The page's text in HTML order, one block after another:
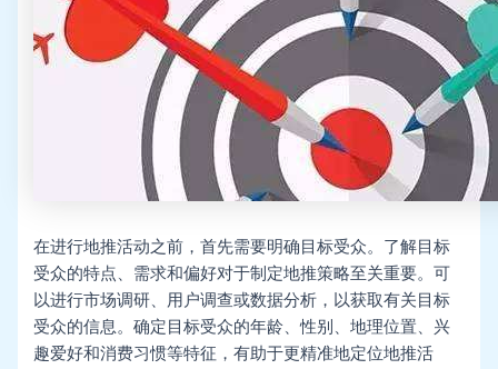
在进行地推活动之前，首先需要明确目标受众。了解目标
受众的特点、需求和偏好对于制定地推策略至关重要。可
以进行市场调研、用户调查或数据分析，以获取有关目标
受众的信息。确定目标受众的年龄、性别、地理位置、兴
趣爱好和消费习惯等特征，有助于更精准地定位地推活